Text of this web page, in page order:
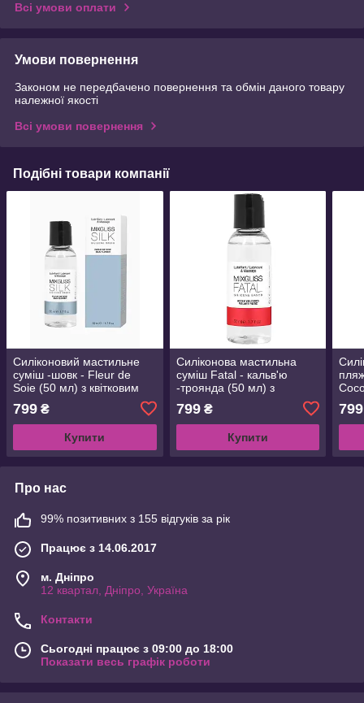
Всі умови оплати
Умови повернення
Законом не передбачено повернення та обмін даного товару
належної якості
Всі умови повернення
Подібні товари компанії
Силіконовий мастильне
суміш -шовк - Fleur de
Soie (50 мл) з квітковим
799 ₴
Купити
Силіконова мастильна
суміш Fatal - кальв'ю
-троянда (50 мл) з
ароматом
799₴
Купити
799
Про нас
99% позитивних з 155 відгуків за рік
Працює з 14.06.2017
м. Дніпро
12 квартал, Дніпро, Україна
Контакти
Сьогодні працює з 09:00 до 18:00
Показати весь графік роботи